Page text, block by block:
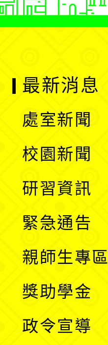
最新消息
處室新聞
校園新聞
研習資訊
緊急通告
親師生專區
獎助學金
政令宣導